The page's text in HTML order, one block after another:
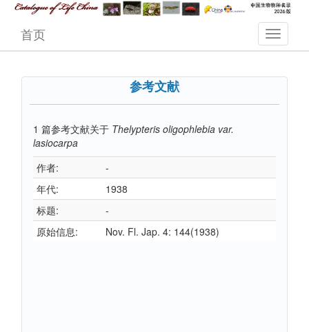
首页
参考文献
1 篇参考文献关于 Thelypteris oligophlebia var.
lasiocarpa
作者:
-
年代:
1938
标题:
-
原始信息:
Nov. Fl. Jap. 4: 144(1938)